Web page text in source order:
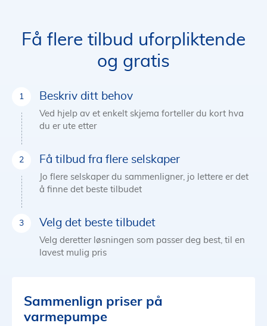
Få flere tilbud uforpliktende
og gratis
Beskriv ditt behov
Ved hjelp av et enkelt skjema forteller du kort hva
du er ute etter
Få tilbud fra flere selskaper
Jo flere selskaper du sammenligner, jo lettere er det
å finne det beste tilbudet
Velg det beste tilbudet
Velg deretter løsningen som passer deg best, til en
lavest mulig pris
Sammenlign priser på
varmepumpe